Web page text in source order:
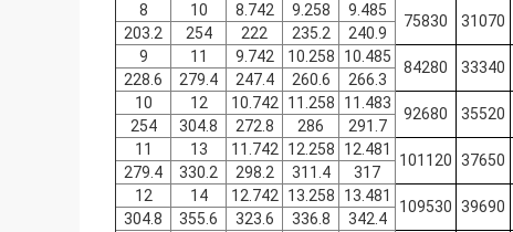
8
10 8.742 9.258 9.485
75830 31070
203.2 254 222 235.2
240.9
9
11 9.742 10.258 10.485
84280 33340
228.6 279.4 247.4 260.6
266.3
10
12 10.742 11.258 11.483
92680 35520
254 304.8 272.8 286
291.7
11
13 11.742 12.258 12.481
101120 37650
279.4 330.2 298.2 311.4
317
12
14 12.742 13.258 13.481
109530 39690
304.8 355.6 323.6 336.8
342.4